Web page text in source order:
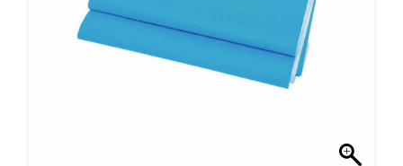
MOBILIÁRIO INSUFLÁVEL